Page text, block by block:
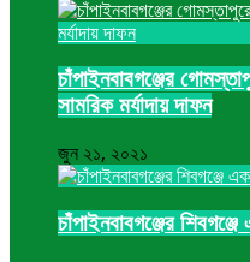
চাঁপাইনবাবগঞ্জের
সামরিক মর্যাদায় দাফন
জুন ২১, ২০২১
চাঁপাইনবাবগঞ্জের